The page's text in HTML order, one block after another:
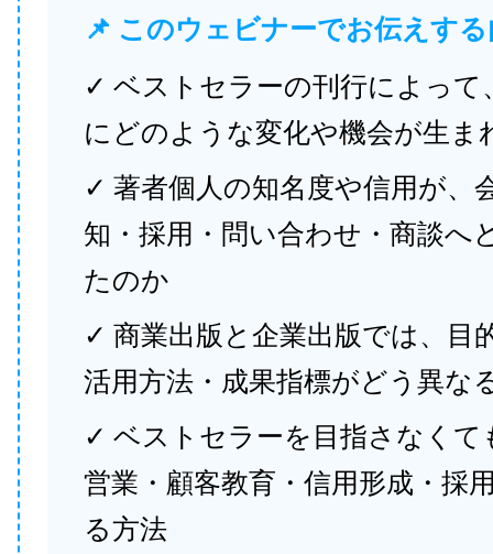
📌 このウェビナーでお伝えす
✓ ベストセラーの刊行によって
にどのような変化や機会が生ま
✓ 著者個人の知名度や信用が、
知・採用・問い合わせ・商談へ
たのか
✓ 商業出版と企業出版では、目
活用方法・成果指標がどう異な
✓ ベストセラーを目指さなくて
営業・顧客教育・信用形成・採
る方法